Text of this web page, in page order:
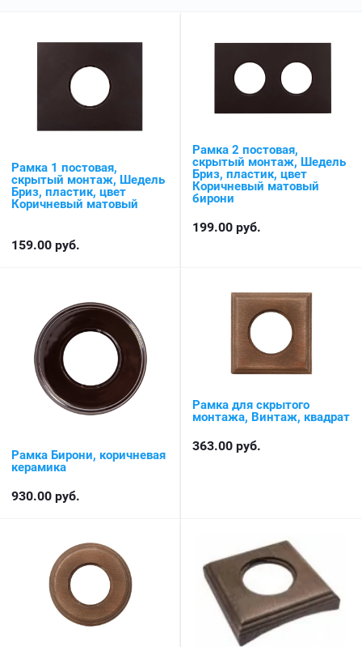
Рамка 1 постовая,
скрытый монтаж, Шедель
Бриз, пластик, цвет
Коричневый матовый
159.00 руб.
Рамка 2 постовая,
скрытый монтаж, Шедель
Бриз, пластик, цвет
Коричневый матовый
бирони
199.00 руб.
Рамка Бирони, коричневая
керамика
930.00 руб.
Рамка для скрытого
монтажа, Винтаж, квадрат
363.00 руб.